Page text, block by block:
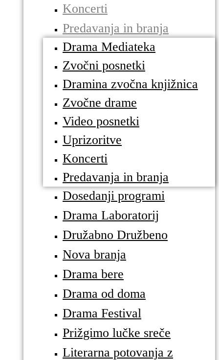
Koncerti
Predavanja in branja
Drama Mediateka
Zvočni posnetki
Dramina zvočna knjižnica
Zvočne drame
Video posnetki
Uprizoritve
Koncerti
Predavanja in branja
Dosedanji programi
Drama Laboratorij
Družabno Družbeno
Nova branja
Drama bere
Drama od doma
Drama Festival
Prižgimo lučke sreče
Literarna potovanja z